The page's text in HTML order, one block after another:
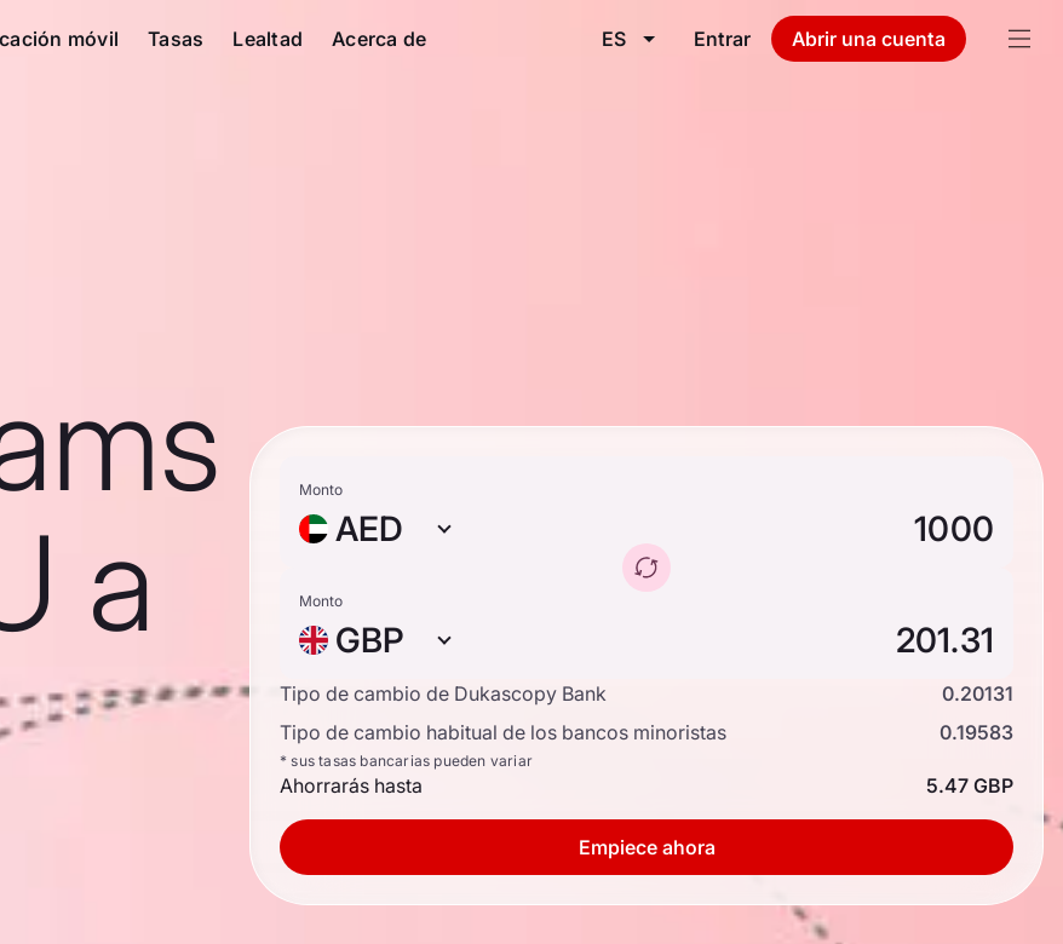
móvil Tasas Lealtad Acerca de ES Entrar Abrir una cuenta
a
Monto
AED
Monto
GBP
Tipo de cambio de Dukascopy Bank
0.20131
Tipo de cambio habitual de los bancos minoristas
0.19583
* sus tasas bancarias pueden variar
Ahorrarás hasta 5.47 GBP
Empiece ahora